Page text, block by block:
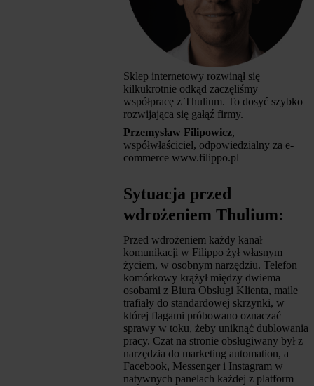
Sklep internetowy rozwinął się
kilkukrotnie odkąd zaczęliśmy
współpracę z Thulium. To dosyć szybko
rozwijająca się gałąź firmy.
Przemysław Filipowicz,
współwłaściciel, odpowiedzialny za e-
commerce www.filippo.pl
Sytuacja przed
wdrożeniem Thulium:
Przed wdrożeniem każdy kanał
komunikacji w Filippo żył własnym
życiem, w osobnym narzędziu. Telefon
komórkowy krążył między dwiema
osobami z Biura Obsługi Klienta, maile
trafiały do standardowej skrzynki, w
której flagami próbowano oznaczać
sprawy w toku, żeby uniknąć dublowania
pracy. Czat na stronie obsługiwany był z
narzędzia do marketing automation, a
Facebook, Messenger i Instagram w
natywnych panelach każdej z platform